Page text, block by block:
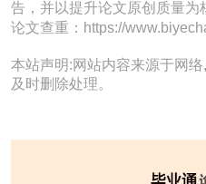
告，并以提升论文原创质量为
论文查重：https://
本站声明:网站内容来源于网
及时删除处理。